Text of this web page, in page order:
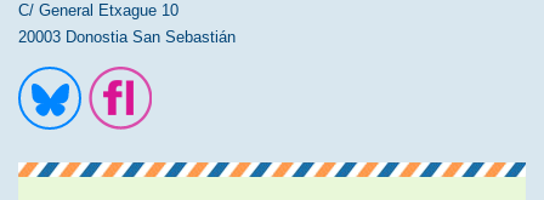
C/ General Etxague 10
20003 Donostia San Sebastián